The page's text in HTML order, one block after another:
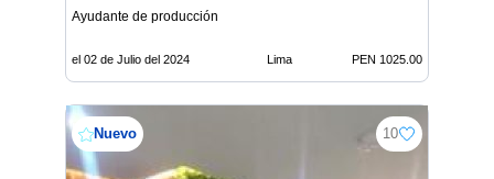
Ayudante de producción
el 02 de Julio del 2024 Lima PEN 1025.00
Nuevo 10